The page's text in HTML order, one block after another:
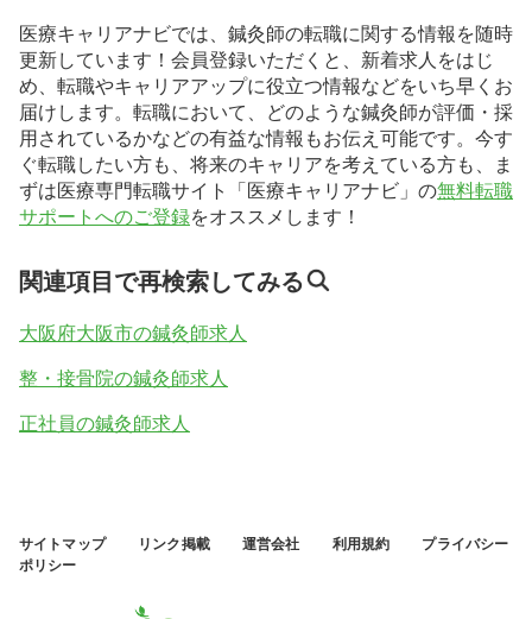
医療キャリアナビでは、鍼灸師の転職に関する情報を随時
更新しています！会員登録いただくと、新着求人をはじ
め、転職やキャリアアップに役立つ情報などをいち早くお
届けします。転職において、どのような鍼灸師が評価・採
用されているかなどの有益な情報もお伝え可能です。今す
ぐ転職したい方も、将来のキャリアを考えている方も、ま
ずは医療専門転職サイト「医療キャリアナビ」の無料転職
サポートへのご登録をオススメします！
関連項目で再検索してみる
大阪府大阪市の鍼灸師求人
整・接骨院の鍼灸師求人
正社員の鍼灸師求人
サイトマップ リンク掲載 運営会社 利用規約
プライバシー
ポリシー